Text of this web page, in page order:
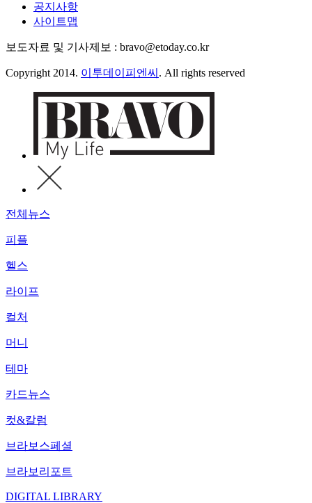
공지사항
사이트맵
보도자료 및 기사제보 : bravo@etoday.co.kr
Copyright 2014. 이투데이피엔씨 . All rights reserved
전체뉴스
피플
헬스
라이프
컬처
머니
테마
카드뉴스
컷&칼럼
브라보스페셜
브라보리포트
DIGITAL LIBRARY